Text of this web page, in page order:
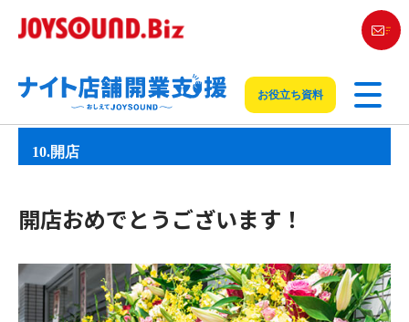
お役立ち資料
10.開店
開店おめでとうございます！